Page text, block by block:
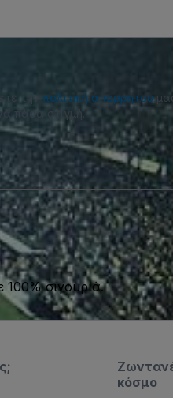
την πολιτική απορρήτου
πάσα στιγμή.
100% σιγουριά.
κόσμο